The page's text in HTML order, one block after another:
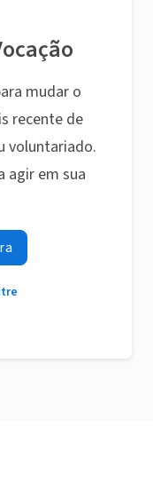
mudar o
recente de
voluntariado.
agir em sua